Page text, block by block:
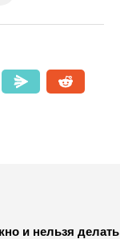
и нельзя делать